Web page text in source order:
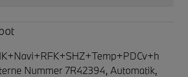
Nummer 7R42394, Automatik,